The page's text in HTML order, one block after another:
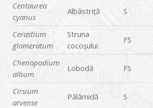
Centaurea
cyanus
Albăstriţă S
Cerastium
glomeratum
Struna
cocoşului
FS
Chenopodium
album
Lobodă FS
Cirsium
arvense
Pălămidă S